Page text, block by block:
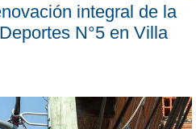
integral de la
N°5 en Villa